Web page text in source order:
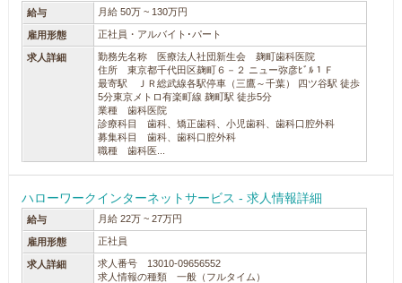
給与 月給 50万 ~ 130万円
雇用形態 正社員・アルバイト･パート
求人詳細
勤務先名称 医療法人社団新生会 麹町歯科医院
住所 東京都千代田区麹町６－２ ニュー弥彦ﾋﾞﾙ１Ｆ
最寄駅 ＪＲ総武線各駅停車（三鷹～千葉） 四ツ谷駅 徒歩
5分東京メトロ有楽町線 麹町駅 徒歩5分
業種 歯科医院
診療科目 歯科、矯正歯科、小児歯科、歯科口腔外科
募集科目 歯科、歯科口腔外科
職種 歯科医...
ハローワークインターネットサービス - 求人情報詳細
給与 月給 22万 ~ 27万円
雇用形態 正社員
求人詳細
求人番号 13010-09656552
求人情報の種類 一般（フルタイム）